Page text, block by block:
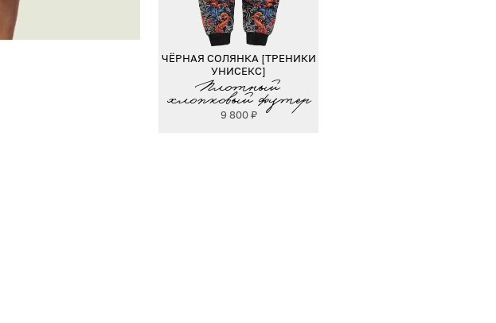
ЧЁРНАЯ СОЛЯНКА [ТРЕНИКИ
УНИСЕКС]
Плотный
хлопковый футер
9 800₽